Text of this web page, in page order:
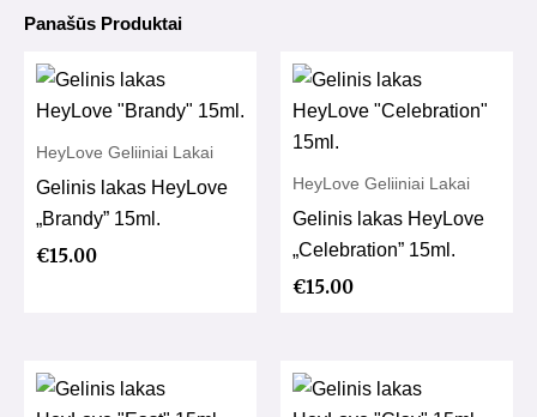
Panašūs Produktai
HeyLove Geliiniai Lakai
Gelinis lakas HeyLove
„Brandy” 15ml.
€15.00
HeyLove Geliiniai Lakai
Gelinis lakas HeyLove
„Celebration” 15ml.
€15.00